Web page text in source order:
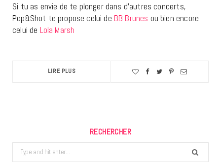
Si tu as envie de te plonger dans d’autres concerts,
Pop&Shot te propose celui de BB Brunes ou bien encore
celui de Lola Marsh
LIRE PLUS
RECHERCHER
Search
for: